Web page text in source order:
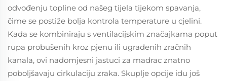
odvođenju topline od našeg tijela tijekom spavanja,
čime se postiže bolja kontrola temperature u cjelini.
Kada se kombiniraju s ventilacijskim značajkama poput
rupa probušenih kroz pjenu ili ugrađenih zračnih
kanala, ovi nadomjesni jastuci za madrac znatno
poboljšavaju cirkulaciju zraka. Skuplje opcije idu još